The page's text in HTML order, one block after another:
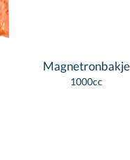
Magnetronbakje
1000cc